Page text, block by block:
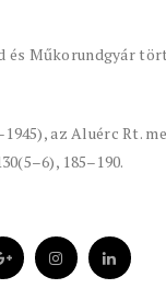
Műkorundgyár
az Aluérc Rt.
185–190.